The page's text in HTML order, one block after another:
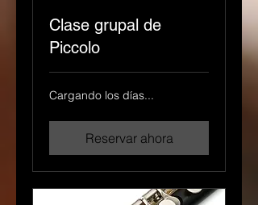
Clase grupal de
Piccolo
Cargando los días...
Reservar ahora